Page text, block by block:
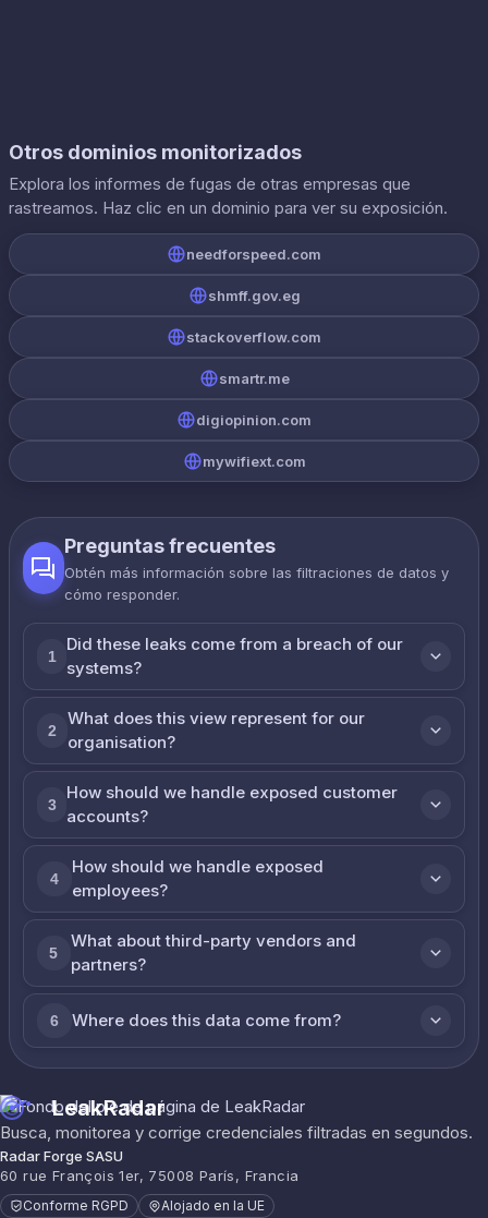
Otros dominios monitorizados
Explora los informes de fugas de otras empresas que
rastreamos. Haz clic en un dominio para ver su exposición.
needforspeed.com
shmff.gov.eg
stackoverflow.com
smartr.me
digiopinion.com
mywifiext.com
Preguntas frecuentes
Obtén más información sobre las filtraciones de datos y
cómo responder.
1
Did these leaks come from a breach of our
systems?
2
What does this view represent for our
organisation?
3
How should we handle exposed customer
accounts?
4
How should we handle exposed
employees?
5
What about third-party vendors and
partners?
6 Where does this data come from?
LeakRadar
Busca, monitorea y corrige credenciales filtradas en segundos.
Radar Forge SASU
60 rue François 1er, 75008 París, Francia
Conforme RGPD Alojado en la UE